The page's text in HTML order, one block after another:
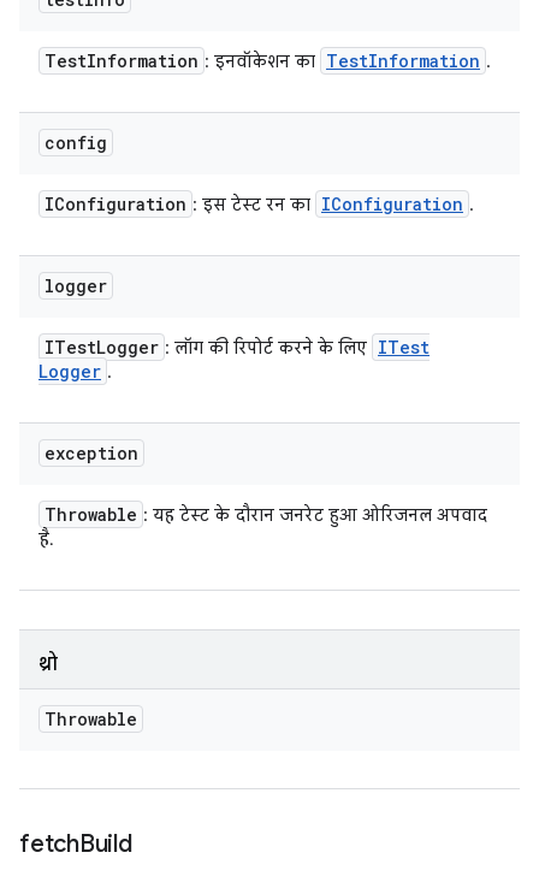
TestInformation : इनवॉकेशन का TestInformation .
config
IConfiguration : इस टेस्ट रन का IConfiguration .
logger
ITestLogger : लॉग की रिपोर्ट करने के लिए ITest
Logger .
exception
Throwable : यह टेस्ट के दौरान जनरेट हुआ ओरिजनल अपवाद
है.
थ्रो
Throwable
fetchBuild